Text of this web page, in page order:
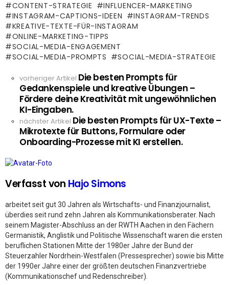
CONTENT-STRATEGIE
INFLUENCER-MARKETING
INSTAGRAM-CAPTIONS-IDEEN
INSTAGRAM-TRENDS
KREATIVE-TEXTE-FÜR-INSTAGRAM
ONLINE-MARKETING-TIPPS
SOCIAL-MEDIA-ENGAGEMENT
SOCIAL-MEDIA-PROMPTS
SOCIAL-MEDIA-STRATEGIE
See
more
vorheriger Artikel Die besten Prompts für
Gedankenspiele und kreative Übungen –
Fördere deine Kreativität mit ungewöhnlichen
KI-Eingaben.
nächster Artikel Die besten Prompts für UX-Texte –
Mikrotexte für Buttons, Formulare oder
Onboarding-Prozesse mit KI erstellen.
Verfasst von Hajo Simons
arbeitet seit gut 30 Jahren als Wirtschafts- und Finanzjournalist,
überdies seit rund zehn Jahren als Kommunikationsberater. Nach
seinem Magister-Abschluss an der RWTH Aachen in den Fächern
Germanistik, Anglistik und Politische Wissenschaft waren die ersten
beruflichen Stationen Mitte der 1980er Jahre der Bund der
Steuerzahler Nordrhein-Westfalen (Pressesprecher) sowie bis Mitte
der 1990er Jahre einer der größten deutschen Finanzvertriebe
(Kommunikationschef und Redenschreiber).